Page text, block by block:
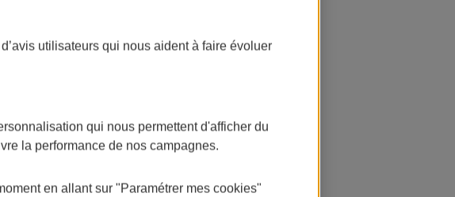
utilisateurs qui nous aident à faire évoluer
qui nous permettent d'afficher du
la performance de nos campagnes.
en allant sur "Paramétrer mes cookies"